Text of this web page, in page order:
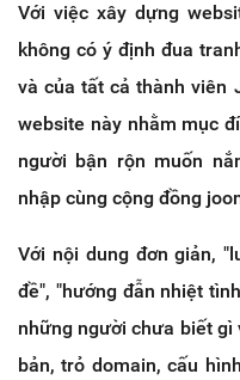
Với việc xây dựng
không có ý định đua
và của tất cả thành viên
website này nhằm mục
người bận rộn muốn
nhập cùng cộng đồng
Với nội dung đơn giản,
đề", "hướng đẫn nhiệt
những người chưa biết
bản, trỏ domain, cấu